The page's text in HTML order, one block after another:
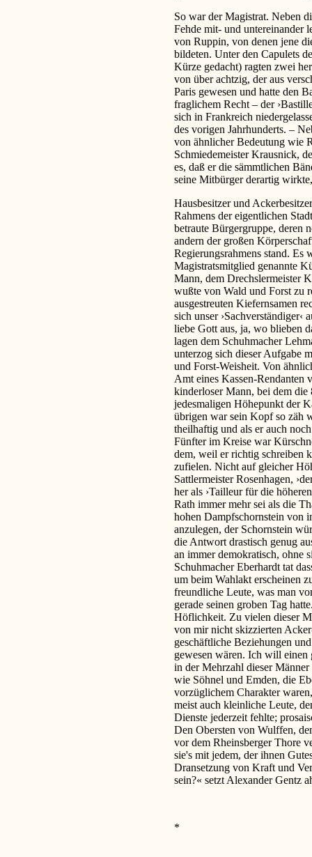
So war der Magistrat. Neben
Fehde mit- und untereinander
von Ruppin, von denen jene
bildeten. Unter den Capulets
Kürze gedacht) ragten zwei
von über achtzig, der aus
Paris gewesen und hatte den
fraglichem Recht – der
sich in Frankreich
des vorigen Jahrhunderts. –
von ähnlicher Bedeutung wie
Schmiedemeister Krausnick,
es, daß er die sämmtlichen
seine Mitbürger derartig
Hausbesitzer und
Rahmens der eigentlichen
betraute Bürgergruppe, deren
andern der großen
Regierungsrahmens stand. Es
Magistratsmitglied genannte
Mann, dem Drechslermeister
wußte von Wald und Forst zu
ausgestreuten Kiefernsamen
sich unser ›Sachverständiger‹
liebe Gott aus, ja, wo blieben
lagen dem Schuhmacher
unterzog sich dieser Aufgabe
und Forst-Weisheit. Von
Amt eines Kassen-Rendanten
kinderloser Mann, bei dem
jedesmaligen Höhepunkt der
übrigen war sein Kopf so zäh
theilhaftig und als er auch
Fünfter im Kreise war
dem, weil er richtig schreiben
zufielen. Nicht auf gleicher
Sattlermeister Rosenhagen,
her als ›Tailleur für die
Rath immer mehr sei als die
hohen Dampfschornstein von
anzulegen, der Schornstein
die Antwort drastisch genug
an immer demokratisch, ohne
Schuhmacher Eberhardt tat
um beim Wahlakt erscheinen
freundliche Leute, was man
gerade seinen groben Tag
Höflichkeit. Zu vielen dieser
von mir nicht skizzierten
geschäftliche Beziehungen
gewesen wären. Ich will
in der Mehrzahl dieser Männer
wie Söhnel und Emden, die
vorzüglichem Charakter
meist auch kleinliche Leute,
Dienste jederzeit fehlte;
Den Obersten von Wulffen,
vor dem Rheinsberger Thore
sie's mit jedem, der ihnen
Dransetzung von Kraft und
sein?« setzt Alexander Gentz
*